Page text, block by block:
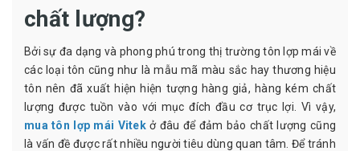
chất lượng?
Bởi sự đa dạng và phong phú trong thị trường tôn lợp mái về
các loại tôn cũng như là mẫu mã màu sắc hay thương hiệu
tôn nên đã xuất hiện hiện tượng hàng giả, hàng kém chất
lượng được tuồn vào với mục đích đầu cơ trục lợi. Vì vậy,
mua tôn lợp mái Vitekở đâu để đảm bảo chất lượng cũng
là vấn đề được rất nhiều người tiêu dùng quan tâm. Để tránh